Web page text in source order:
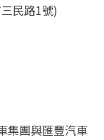
民路1號)
集團與匯豐汽車